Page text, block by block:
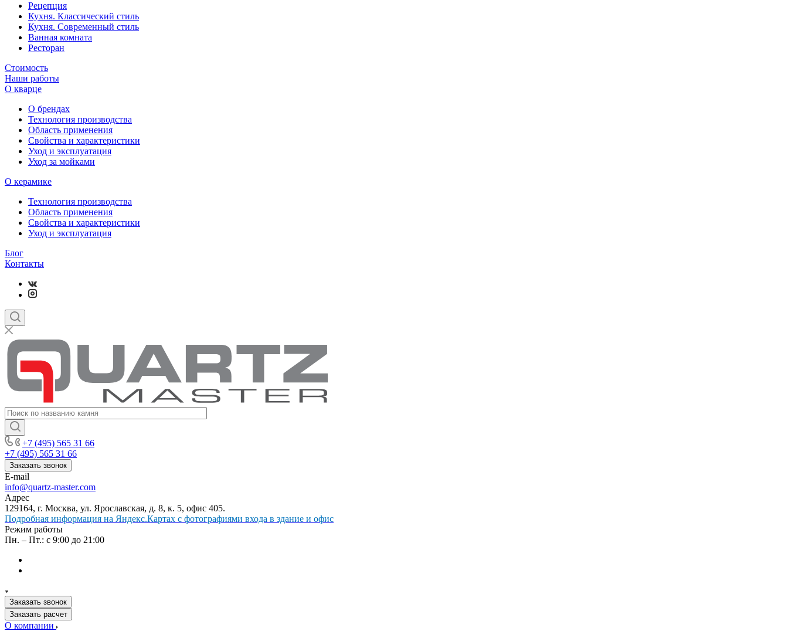
Рецепция
Кухня. Классический стиль
Кухня. Современный стиль
Ванная комната
Ресторан
Стоимость
Наши работы
О кварце
О брендах
Технология производства
Область применения
Свойства и характеристики
Уход и эксплуатация
Уход за мойками
О керамике
Технология производства
Область применения
Свойства и характеристики
Уход и эксплуатация
Блог
Контакты
+7 (495) 565 31 66
+7 (495) 565 31 66
Заказать звонок
E-mail
info@quartz-master.com
Адрес
129164, г. Москва, ул. Ярославская, д. 8, к. 5, офис 405.
Подробная информация на Яндекс.Картах с фотографиями входа в здание и офис
Режим работы
Пн. – Пт.: с 9:00 до 21:00
Заказать звонок
Заказать расчет
О компании